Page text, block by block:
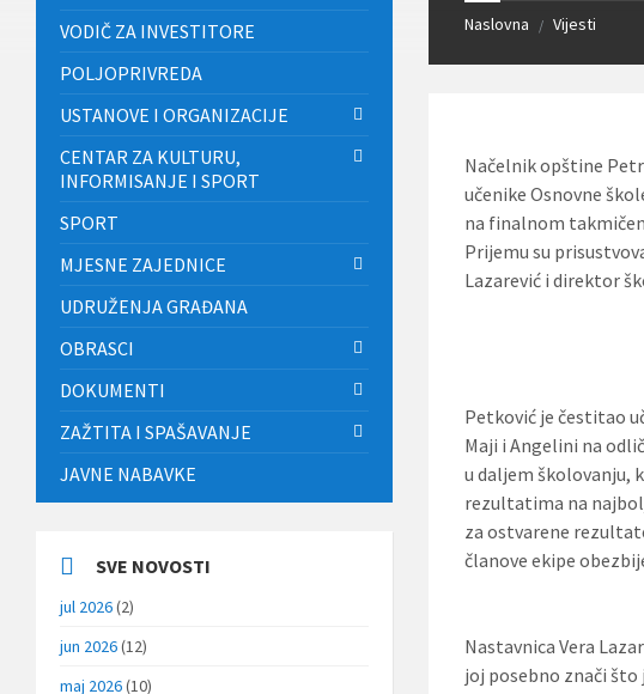
Naslovna / Vijesti
Načelnik opštine
učenike Osnovne
na finalnom
Prijemu su
Lazarević i direktor
Petković je čestitao
Maji i Angelini na
u daljem školovanju,
rezultatima na
za ostvarene
članove ekipe
Nastavnica Vera
joj posebno znači što
VODIČ ZA INVESTITORE
POLJOPRIVREDA
USTANOVE I ORGANIZACIJE
CENTAR ZA KULTURU,
INFORMISANJE I SPORT
SPORT
MJESNE ZAJEDNICE
UDRUŽENJA GRAĐANA
OBRASCI
DOKUMENTI
ZAŽTITA I SPAŠAVANJE
JAVNE NABAVKE
SVE NOVOSTI
jul 2026(2)
jun 2026(12)
maj 2026(10)